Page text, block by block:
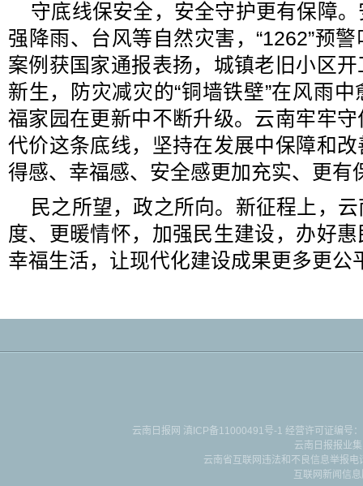
守底线保安全，安全守护更有保障
强降雨、台风等自然灾害，“1262”预
案例获国家通报表扬，城镇老旧小区
新生，防灾减灾的“铜墙铁壁”在风雨
福家园在更新中不断升级。云南牢牢
代价这条底线，坚持在发展中保障和
得感、幸福感、安全感更加充实、更有
民之所望，政之所向。新征程上，
度、更暖情怀，加强民生建设，办好
幸福生活，让现代化建设成果更多更公
云南日报网 滇ICP备11000491号-1 经营许可证编号
云南日报报业
云南省互联网违法和不良信息举报
互联网新闻信